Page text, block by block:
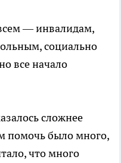
— инвалидам,
социально
все начало
сложнее
помочь было много,
что много